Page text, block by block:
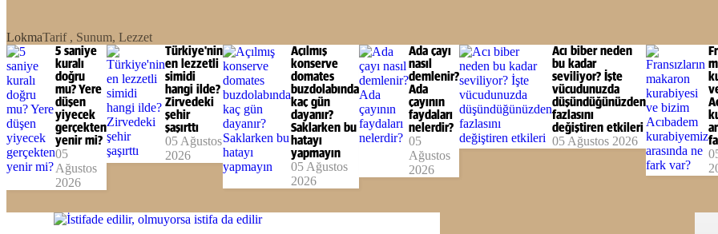
LokmaTarif , Sunum, Lezzet
5 saniye
kuralı
doğru
mu? Yere
düşen
yiyecek
gerçekten
yenir mi?
05
Ağustos
2026
Türkiye'nin
en lezzetli
simidi
hangi ilde?
Zirvedeki
şehir
şaşırttı
05 Ağustos
2026
Açılmış
konserve
domates
buzdolabında
kaç gün
dayanır?
Saklarken bu
hatayı
yapmayın
05 Ağustos
2026
Ada çayı
nasıl
demlenir?
Ada
çayının
faydaları
nelerdir?
05
Ağustos
2026
Acı biber neden
bu kadar
seviliyor? İşte
vücudunuzda
düşündüğünüzden
fazlasını
değiştiren etkileri
05 Ağustos 2026